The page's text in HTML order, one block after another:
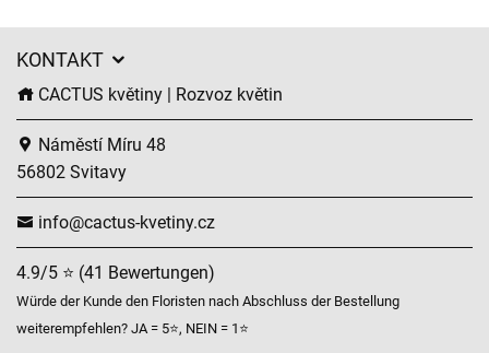
KONTAKT
CACTUS květiny | Rozvoz květin
Náměstí Míru 48
56802 Svitavy
info@cactus-kvetiny.cz
4.9/5 ⭐ (41 Bewertungen)
Würde der Kunde den Floristen nach Abschluss der Bestellung
weiterempfehlen? JA = 5⭐, NEIN = 1⭐